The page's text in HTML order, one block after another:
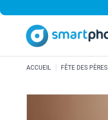
ACCUEIL FÊTE DES PÈRES